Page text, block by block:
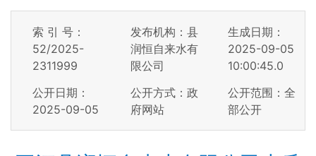
索 引 号：
52/2025-
2311999
发布机构：县
润恒自来水有
限公司
生成日期：
2025-09-05
10:00:45.0
公开日期：
2025-09-05
公开方式：政
府网站
公开范围：全
部公开